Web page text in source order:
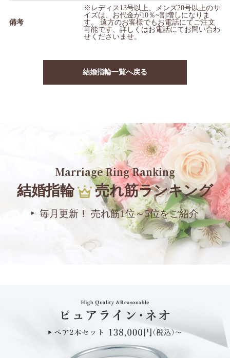
備考
※レディス13号以上、メンズ20号以上のサ
イズは、お代金が10％~割増しになりま
す。 遠方のお客様でもお電話にてご注文
可能です、詳しくはお電話にてお問い合わ
せくださいませ。
結婚指輪一覧へ戻る
Marriage Ring Ranking
結婚指輪 売れ筋ランキング
毎月更新！ 売れ筋1位～5位をご紹介